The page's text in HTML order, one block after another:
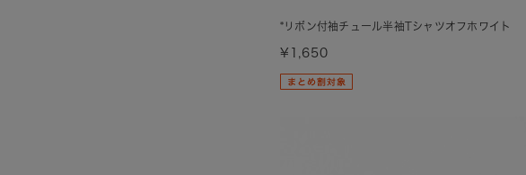
*リボン付袖チュール半袖Tシャツオフホワイト
¥1,650